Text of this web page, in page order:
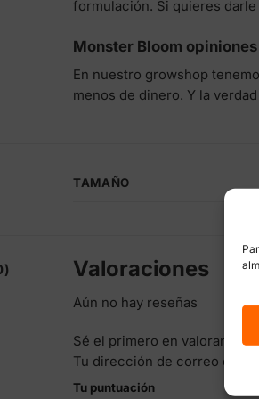
formulación. Si quieres
Monster Bloom opiniones
En nuestro growshop
menos de dinero. Y la
TAMAÑO
Valoraciones
Aún no hay reseñas
Sé el primero en valorar
Tu dirección de correo
Tu puntuación